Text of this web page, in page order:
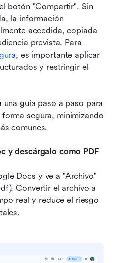
botón "Compartir". Sin
la información
accedida, copiada
prevista. Para
, es importante aplicar
y restringir el
guía paso a paso para
segura, minimizando
comunes.
y descárgalo como PDF
Docs y ve a "Archivo"
Convertir el archivo a
real y reduce el riesgo